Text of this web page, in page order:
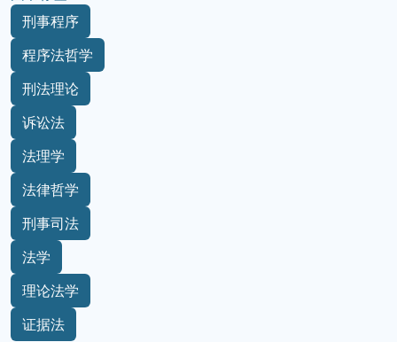
刑事程序
程序法哲学
刑法理论
诉讼法
法理学
法律哲学
刑事司法
法学
理论法学
证据法